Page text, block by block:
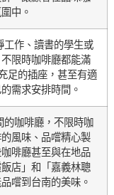
中。
工作、讀書的學生或
限時咖啡廳都能滿
足的插座，甚至有適
需求安排時間。
咖啡廳，不限時咖
風味、品嚐精心製
啡廳甚至與在地品
店」和「嘉義林聰
嚐到台南的美味。